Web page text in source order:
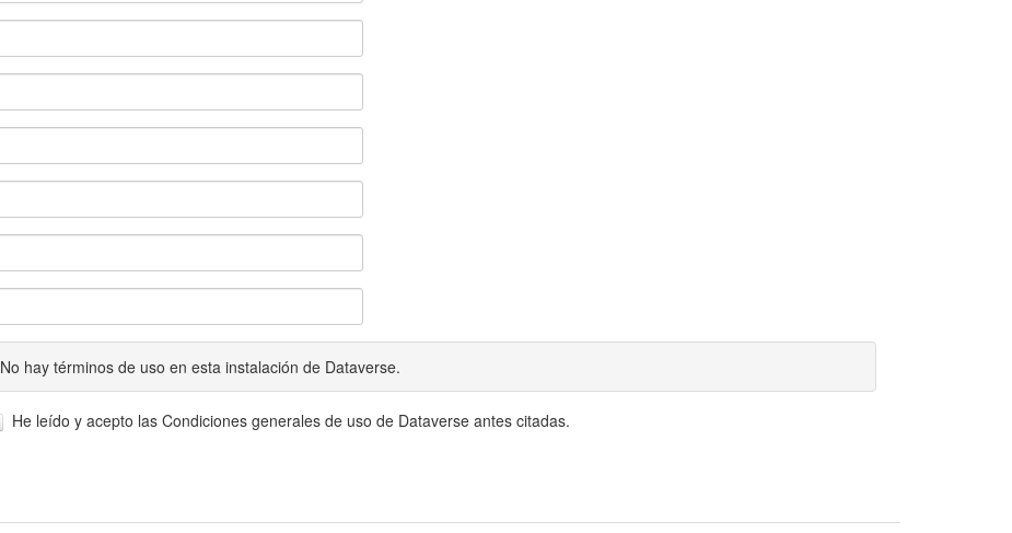
No hay términos de uso en esta instalación de Dataverse.
He leído y acepto las Condiciones generales de uso de Dataverse antes citadas.